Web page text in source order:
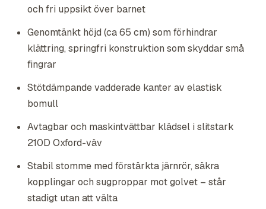
och fri uppsikt över barnet
Genomtänkt höjd (ca 65 cm) som förhindrar
klättring, springfri konstruktion som skyddar små
fingrar
Stötdämpande vadderade kanter av elastisk
bomull
Avtagbar och maskintvättbar klädsel i slitstark
210D Oxford-väv
Stabil stomme med förstärkta järnrör, säkra
kopplingar och sugproppar mot golvet – står
stadigt utan att välta